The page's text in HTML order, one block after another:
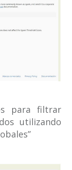
para filtrar
utilizando